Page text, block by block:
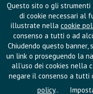
Questo sito o gli
di cookie necessari al
illustrate nella cookie
consenso a tutti o ad
Chiudendo questo banner,
un link o proseguendo la
all’uso dei cookies nella
negare il consenso a tutti
policy..